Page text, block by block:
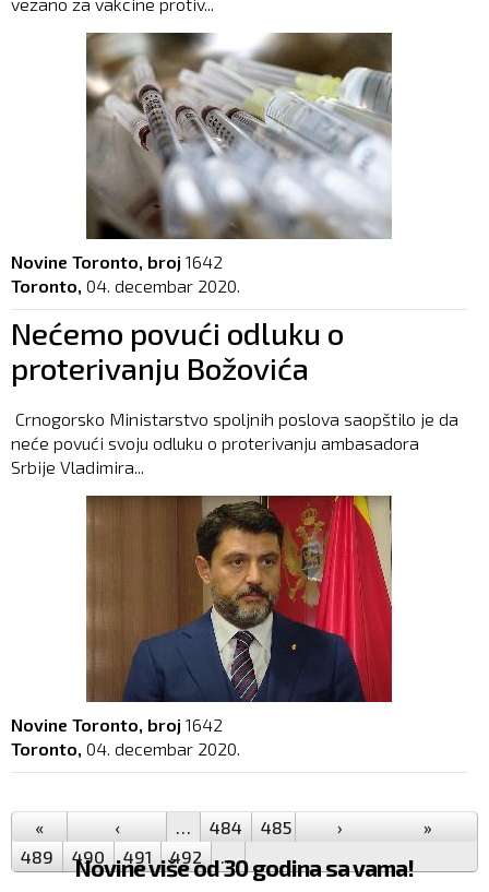
Novine Toronto, broj 1642
Toronto, 04. decembar 2020.
Nećemo povući odluku o
proterivanju Božovića
Crnogorsko Ministarstvo spoljnih poslova saopštilo je da
neće povući svoju odluku o proterivanju ambasadora
Srbije Vladimira...
Novine Toronto, broj 1642
Toronto, 04. decembar 2020.
Pages
« ‹ 484 485 486
488
489
490 491 492 …
› »
Novine više od 30 godina sa vama!